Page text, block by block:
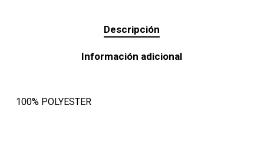
Descripción
Información adicional
100% POLYESTER